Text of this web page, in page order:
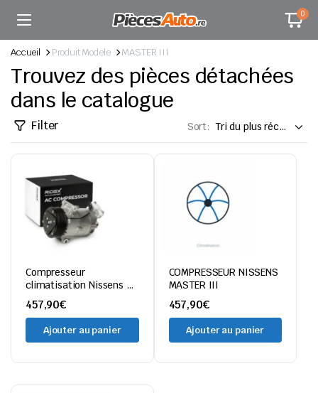
0
Accueil Produit Modele MASTER III
Trouvez des pièces détachées
dans le catalogue
Filter Sort:
Compresseur
climatisation Nissens –
Renault Master III 2.3
dCi
457,90€
Ajouter au panier
COMPRESSEUR NISSENS
MASTER III
457,90€
Ajouter au panier